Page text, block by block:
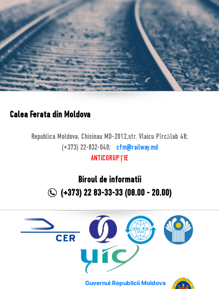
Calea Ferata din Moldova
Republica Moldova, Chisinau MD-2012,str. Vlaicu Pîrcălab 48;
(+373) 22-832-040;
cfm@railway.md
ANTICORUPȚIE
Biroul de informatii
(+373) 22 83-33-33 (08.00 - 20.00)
Guvernul Republicii Moldova